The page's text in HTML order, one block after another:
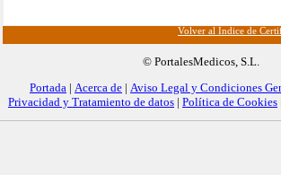
Volver al Índice de
© PortalesMedicos, S.L.
Portada | Acerca de | Aviso Legal y Condiciones
Privacidad y Tratamiento de datos | Política de Cookies